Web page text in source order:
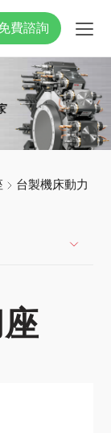
費諮詢
台製機床動力